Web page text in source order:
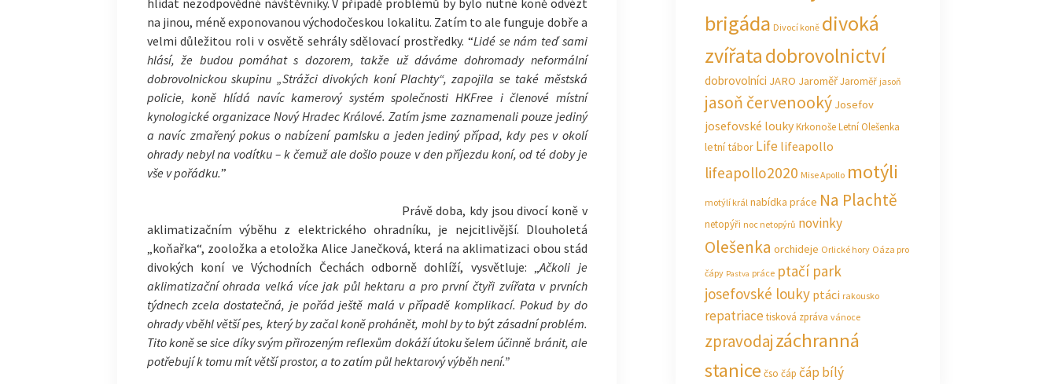
na jinou, méně exponovanou východočeskou lokalitu. Zatím to ale funguje dobře a
velmi důležitou roli v osvětě sehrály sdělovací prostředky. “Lidé se nám teď sami
hlásí, že budou pomáhat s dozorem, takže už dáváme dohromady neformální
dobrovolnickou skupinu „Strážci divokých koní Plachty“, zapojila se také městská
policie, koně hlídá navíc kamerový systém společnosti HKFree i členové místní
kynologické organizace Nový Hradec Králové. Zatím jsme zaznamenali pouze jediný
a navíc zmařený pokus o nabízení pamlsku a jeden jediný případ, kdy pes v okolí
ohrady nebyl na vodítku – k čemuž ale došlo pouze v den příjezdu koní, od té doby je
vše v pořádku.”
Právě doba, kdy jsou divocí koně v
aklimatizačním výběhu z elektrického ohradníku, je nejcitlivější. Dlouholetá
„koňařka“, zooložka a etoložka Alice Janečková, která na aklimatizaci obou stád
divokých koní ve Východních Čechách odborně dohlíží, vysvětluje: „Ačkoli je
aklimatizační ohrada velká více jak půl hektaru a pro první čtyři zvířata v prvních
týdnech zcela dostatečná, je pořád ještě malá v případě komplikací. Pokud by do
ohrady vběhl větší pes, který by začal koně prohánět, mohl by to být zásadní problém.
Tito koně se sice díky svým přirozeným reflexům dokáží útoku šelem účinně bránit, ale
potřebují k tomu mít větší prostor, a to zatím půl hektarový výběh není.”
brigáda Divocí koně divoká
zvířatadobrovolnictví
dobrovolníci JARO JaroměřJaroměř jasoň
jasoň červenooký Josefov
josefovské loukyKrkonošeLetní Olešenka
letní tábor Life lifeapollo
lifeapollo2020 Mise Apollo motýli
motýlí král nabídka práce Na Plachtě
netopýři noc netopýrů novinky
Olešenka orchideje Orlické hory Oáza pro
čápy Pastva práce ptačí park
josefovské louky ptáci rakousko
repatriacetisková zpráva vánoce
zpravodajzáchranná
stanice čso čáp čáp bílý